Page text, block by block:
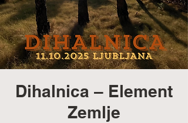
Dihalnica – Element
Zemlje